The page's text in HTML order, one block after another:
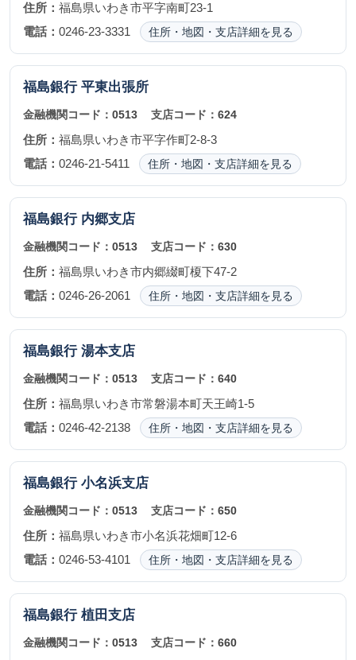
住所： 福島県いわき市平字南町23-1
電話： 0246-23-3331 住所・地図・支店詳細を見る
福島銀行 平東出張所
金融機関コード： 0513 支店コード：624
住所： 福島県いわき市平字作町2-8-3
電話： 0246-21-5411 住所・地図・支店詳細を見る
福島銀行 内郷支店
金融機関コード： 0513 支店コード：630
住所： 福島県いわき市内郷綴町榎下47-2
電話： 0246-26-2061 住所・地図・支店詳細を見る
福島銀行 湯本支店
金融機関コード： 0513 支店コード：640
住所： 福島県いわき市常磐湯本町天王崎1-5
電話： 0246-42-2138 住所・地図・支店詳細を見る
福島銀行 小名浜支店
金融機関コード： 0513 支店コード：650
住所： 福島県いわき市小名浜花畑町12-6
電話： 0246-53-4101 住所・地図・支店詳細を見る
福島銀行 植田支店
金融機関コード： 0513 支店コード：660